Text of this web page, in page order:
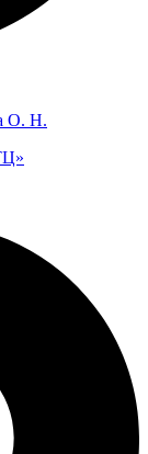
О. Н.